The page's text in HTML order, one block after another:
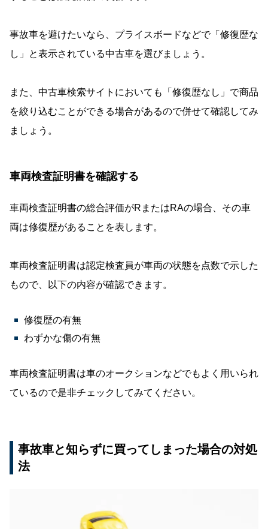
事故車を避けたいなら、プライスボードなどで「修復歴な
し」と表示されている中古車を選びましょう。
また、中古車検索サイトにおいても「修復歴なし」で商品
を絞り込むことができる場合があるので併せて確認してみ
ましょう。
車両検査証明書を確認する
車両検査証明書の総合評価がRまたはRAの場合、その車
両は修復歴があることを表します。
車両検査証明書は認定検査員が車両の状態を点数で示した
もので、以下の内容が確認できます。
修復歴の有無
わずかな傷の有無
車両検査証明書は車のオークションなどでもよく用いられ
ているので是非チェックしてみてください。
事故車と知らずに買ってしまった場合の対処
法